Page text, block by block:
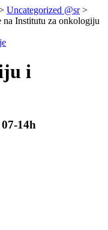
Uncategorized @sr>
na Institutu za onkologiju
i
14h